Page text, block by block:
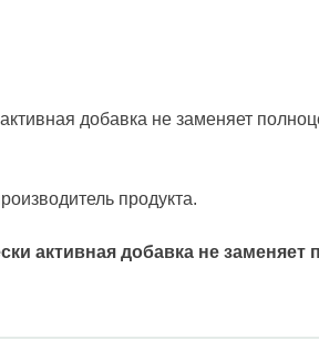
добавка не заменяет
продукта.
активная добавка не заменяет